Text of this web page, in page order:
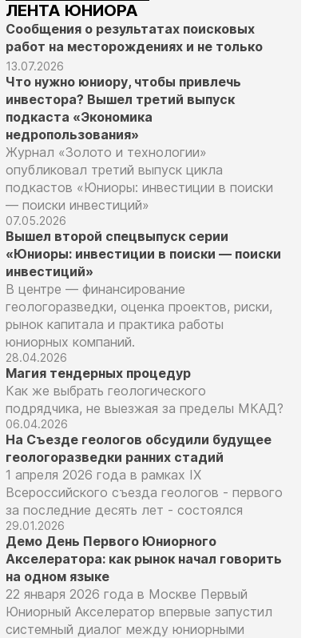
ЛЕНТА ЮНИОРА
Сообщения о результатах поисковых
работ на месторождениях и не только
13.07.2026
Что нужно юниору, чтобы привлечь
инвестора? Вышел третий выпуск
подкаста «Экономика
недропользования»
Журнал «Золото и технологии»
опубликовал третий выпуск цикла
подкастов «Юниоры: инвестиции в поиски
— поиски инвестиций»
07.05.2026
Вышел второй спецвыпуск серии
«Юниоры: инвестиции в поиски — поиски
инвестиций»
В центре — финансирование
геологоразведки, оценка проектов, риски,
рынок капитала и практика работы
юниорных компаний.
28.04.2026
Магия тендерных процедур
Как же выбрать геологического
подрядчика, не выезжая за пределы МКАД?
06.04.2026
На Съезде геологов обсудили будущее
геологоразведки ранних стадий
1 апреля 2026 года в рамках IX
Всероссийского съезда геологов - первого
за последние десять лет - состоялся
29.01.2026
Демо День Первого Юниорного
Акселератора: как рынок начал говорить
на одном языке
22 января 2026 года в Москве Первый
Юниорный Акселератор впервые запустил
системный диалог между юниорными